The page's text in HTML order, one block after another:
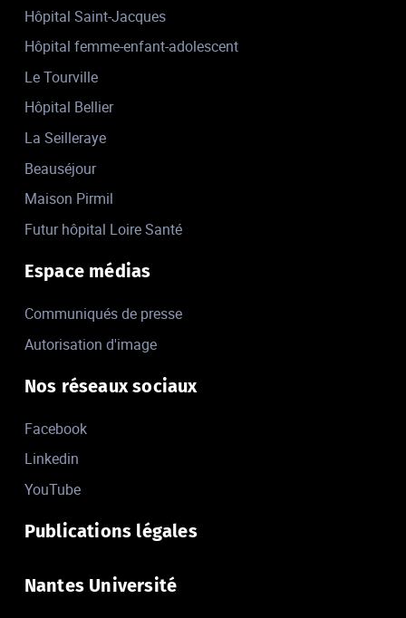
Hôpital Saint-Jacques
Hôpital femme-enfant-adolescent
Le Tourville
Hôpital Bellier
La Seilleraye
Beauséjour
Maison Pirmil
Futur hôpital Loire Santé
Espace médias
Communiqués de presse
Autorisation d'image
Nos réseaux sociaux
Facebook
Linkedin
YouTube
Publications légales
Nantes Université